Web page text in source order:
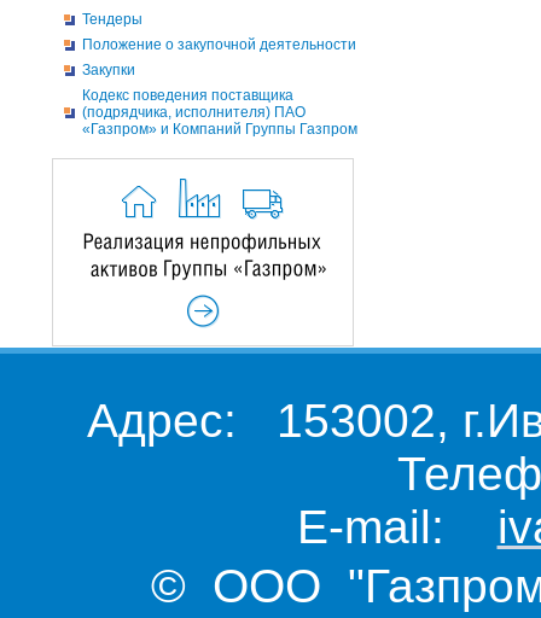
Тендеры
Положение о закупочной деятельности
Закупки
Кодекс поведения поставщика
(подрядчика, исполнителя) ПАО
«Газпром» и Компаний Группы Газпром
Адрес: 153002,
E-mail:
© ООО "Газпром